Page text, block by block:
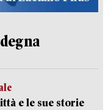
e le sue storie